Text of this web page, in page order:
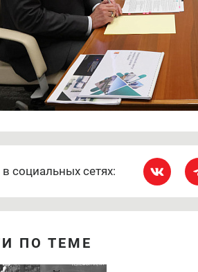
социальных сетях:
ПО ТЕМЕ